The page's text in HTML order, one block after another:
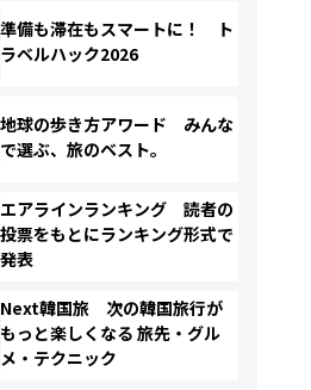
準備も滞在もスマートに！ ト
ラベルハック2026
地球の歩き方アワード みんな
で選ぶ、旅のベスト。
エアラインランキング 読者の
投票をもとにランキング形式で
発表
Next韓国旅 次の韓国旅行が
もっと楽しくなる 旅先・グル
メ・テクニック